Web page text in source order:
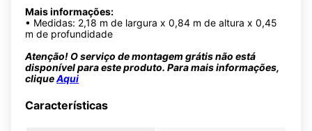
Mais informações:
• Medidas: 2,18 m de largura x 0,84 m de altura x 0,45
m de profundidade
Atenção! O serviço de montagem grátis não está
disponível para este produto. Para mais informações,
cliqueAqui
Características